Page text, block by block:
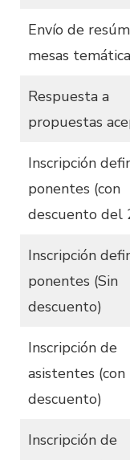
Envío de
mesas
Respuesta a
propuestas
Inscripción
ponentes (con
descuento del
Inscripción
ponentes (Sin
descuento)
Inscripción de
asistentes
descuento)
Inscripción de